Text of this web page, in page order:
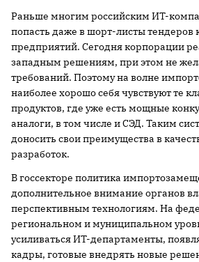
Раньше многим российским ИТ-
попасть даже в шорт-листы тендеров
предприятий. Сегодня корпорации
западным решениям, при этом не
требований. Поэтому на волне
наиболее хорошо себя чувствуют те
продуктов, где уже есть мощные
аналоги, в том числе и СЭД. Таким
доносить свои преимущества в
разработок.
В госсекторе политика
дополнительное внимание органов
перспективным технологиям. На
региональном и муниципальном
усиливаться ИТ-департаменты,
кадры, готовые внедрять новые